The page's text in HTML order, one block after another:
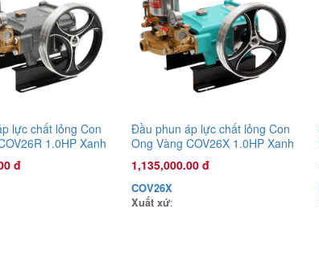
lực chất lỏng Con
1.0HP Xanh
đ
Đầu phun áp lực chất lỏng Con
Ong Vàng COV26X 1.0HP Xanh
mờ
1,135,000.00 đ
COV26X
Xuất xứ: